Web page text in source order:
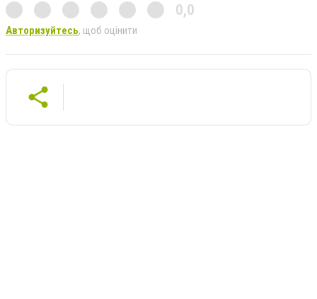
0,0
Авторизуйтесь, щоб оцінити